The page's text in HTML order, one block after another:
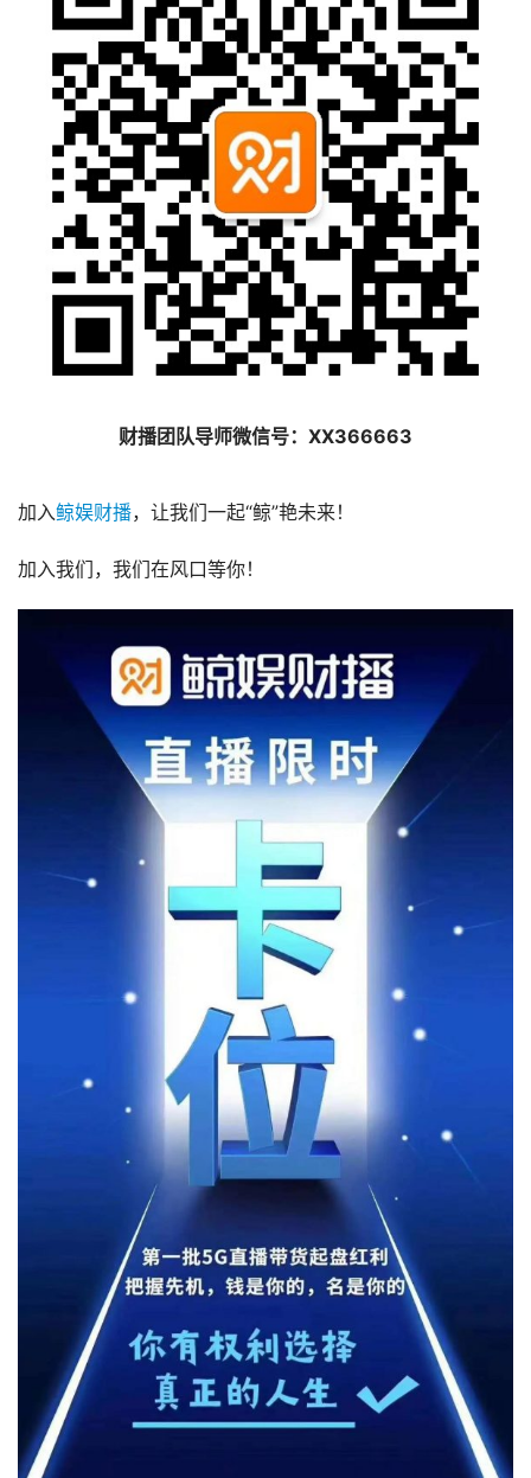
财播团队导师微信号：XX366663
加入鲸娱财播，让我们一起“鲸”艳未来！
加入我们，我们在风口等你！